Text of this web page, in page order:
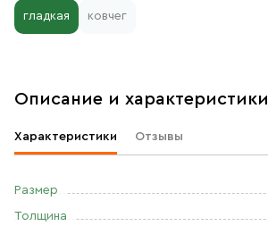
гладкая ковчег
Описание и характеристики
Характеристики Отзывы
Размер
Толщина